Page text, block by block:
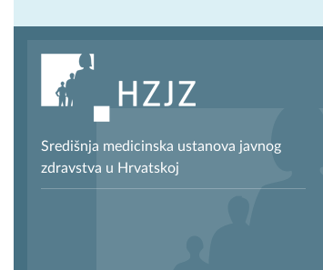
Središnja medicinska ustanova javnog
zdravstva u Hrvatskoj